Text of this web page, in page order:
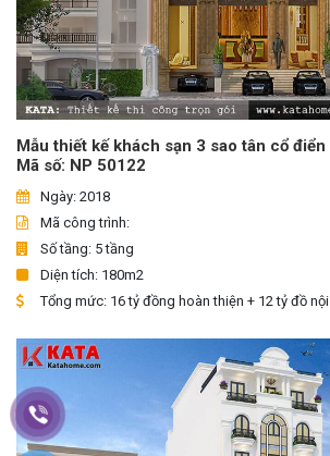
Mẫu thiết kế khách sạn 3 sao tân cổ
Mã số: NP 50122
Ngày: 2018
Mã công trình:
Số tầng: 5 tầng
Diện tích: 180m2
Tổng mức: 16 tỷ đồng hoàn thiện + 12 tỷ đồ